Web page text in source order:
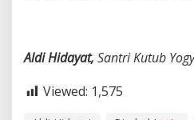
Aldi Hidayat, Santri Kutub
Viewed: 1,575